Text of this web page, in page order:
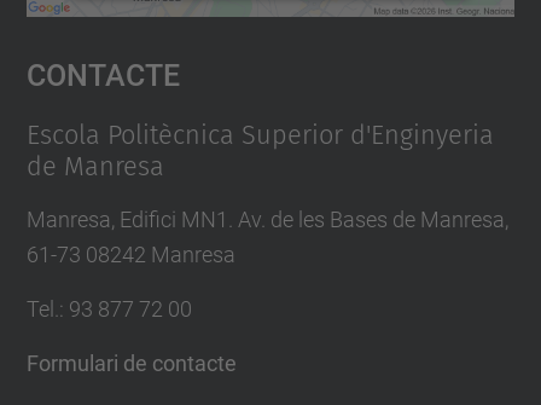
Accepta
powered by
Contacte
Escola Politècnica Superior d'Enginyeria
de Manresa
Manresa, Edifici MN1. Av. de les Bases de Manresa,
61-73 08242 Manresa
Tel.: 93 877 72 00
Formulari de contacte